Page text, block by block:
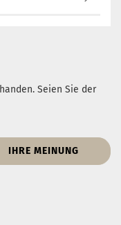
Seien Sie der
IHRE MEINUNG